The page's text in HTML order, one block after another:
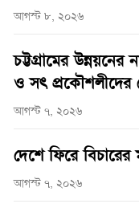
আগস্ট ৮, ২০২৬
চট্টগ্রামের
ও সৎ প্রকৌশলীদের
আগস্ট ৭, ২০২৬
দেশে ফিরে
আগস্ট ৭, ২০২৬